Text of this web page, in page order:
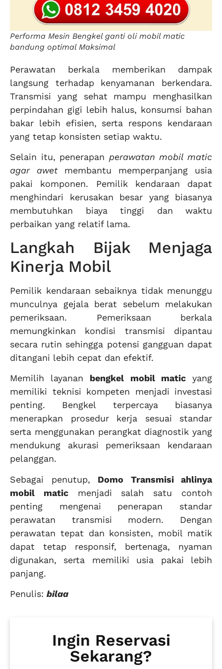
Performa Mesin Bengkel ganti oli mobil matic
bandung optimal Maksimal
Perawatan berkala memberikan dampak
langsung terhadap kenyamanan berkendara.
Transmisi yang sehat mampu menghasilkan
perpindahan gigi lebih halus, konsumsi bahan
bakar lebih efisien, serta respons kendaraan
yang tetap konsisten setiap waktu.
Selain itu, penerapan perawatan mobil matic
agar awetmembantu memperpanjang usia
pakai komponen. Pemilik kendaraan dapat
menghindari kerusakan besar yang biasanya
membutuhkan biaya tinggi dan waktu
perbaikan yang relatif lama.
Langkah Bijak Menjaga
Kinerja Mobil
Pemilik kendaraan sebaiknya tidak menunggu
munculnya gejala berat sebelum melakukan
pemeriksaan. Pemeriksaan berkala
memungkinkan kondisi transmisi dipantau
secara rutin sehingga potensi gangguan dapat
ditangani lebih cepat dan efektif.
Memilih layanan bengkel mobil maticyang
memiliki teknisi kompeten menjadi investasi
penting. Bengkel terpercaya biasanya
menerapkan prosedur kerja sesuai standar
serta menggunakan perangkat diagnostik yang
mendukung akurasi pemeriksaan kendaraan
pelanggan.
Sebagai penutup, Domo Transmisi ahlinya
mobil maticmenjadi salah satu contoh
penting mengenai penerapan standar
perawatan transmisi modern. Dengan
perawatan tepat dan konsisten, mobil matik
dapat tetap responsif, bertenaga, nyaman
digunakan, serta memiliki usia pakai lebih
panjang.
Penulis: bilaa
Ingin Reservasi
Sekarang?